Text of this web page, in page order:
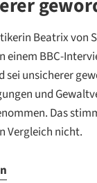
Beatrix von
einem BBC-
sei unsicherer
und
Das
Vergleich nicht.